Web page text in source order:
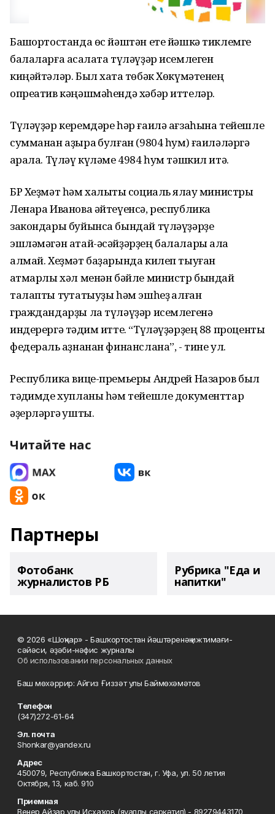
Башҡортостанда өс йәштән ете йәшкә тиклемге
балаларға аҡсалата түләүҙәр исемлеген
киңәйтәләр. Был хаҡта төбәк Хөкүмәтенең
опреатив кәңәшмәһендә хәбәр иттеләр.
Түләүҙәр керемдәре һәр ғаилә ағзаһына тейешле
сумманан аҙыраҡ булған (9804 һум) ғаиләләргә
ҡарала. Түләү күләме 4984 һум тәшкил итә.
БР Хеҙмәт һәм халыҡты социаль яҡлау министры
Ленара Иванова әйтеүенсә, республика
закондары буйынса бындай түләүҙәрҙе
эшләмәгән атай-әсәйҙәрҙең балалары ала
алмай. Хеҙмәт баҙарында килеп тыуған
ҡатмарлы хәл менән бәйле министр бындай
талапты туҡтатыуҙы һәм эшһеҙ ҡалған
граждандарҙы ла түләүҙәр исемлегенә
индерергә тәҡдим итте. “Түләүҙәрҙең 88 проценты
федераль ҡаҙнанан финанслана”, - тине ул.
Республика вице-премьеры Андрей Назаров был
тәҡдимде хупланы һәм тейешле документтар
әҙерләргә ҡушты.
Читайте нас
Партнеры
Фотобанк
журналистов РБ
Рубрика "Еда и
напитки"
© 2026 «Шоңҡар» - Башҡортостан йәштәренәң ижтимағи-
сәйәси, әҙәби-нәфис журналы
Об использовании персональных данных
Баш мөхәррир: Айгиз Ғиззәт улы Баймөхәмәтов
Телефон
(347)272-61-64
Эл. почта
Shonkar@yandex.ru
Адрес
450079, Республика Башкортостан, г. Уфа, ул. 50 летия
Октября, 13, каб. 910
Приемная
Венер Айҙар улы Исхаҡов (яуаплы сәркәтип) - 89279443170